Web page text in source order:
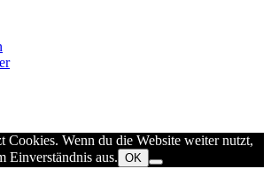
Cookies. Wenn du die Website weiter nutzt,
Einverständnis aus. OK